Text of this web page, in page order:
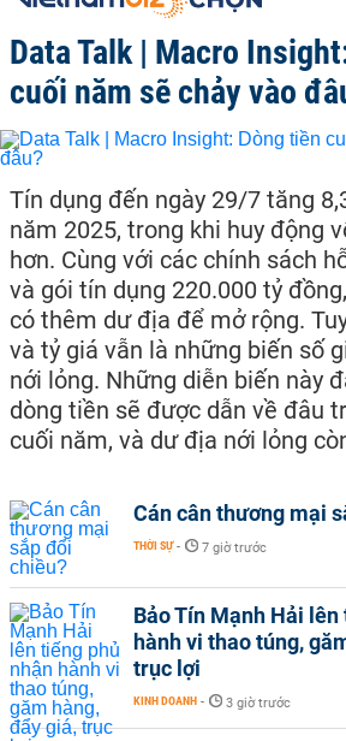
Data Talk | Macro
cuối năm sẽ chảy vào
Tín dụng đến ngày 29/7 tăng
năm 2025, trong khi huy động
hơn. Cùng với các chính sách
và gói tín dụng 220.000 tỷ
có thêm dư địa để mở rộng.
và tỷ giá vẫn là những biến số
nới lỏng. Những diễn biến này
dòng tiền sẽ được dẫn về đâu
cuối năm, và dư địa nới lỏng
Cán cân thương mại
THỜI SỰ - 7 giờ trước
Bảo Tín Mạnh Hải
hành vi thao túng,
trục lợi
KINH DOANH - 3 giờ trước